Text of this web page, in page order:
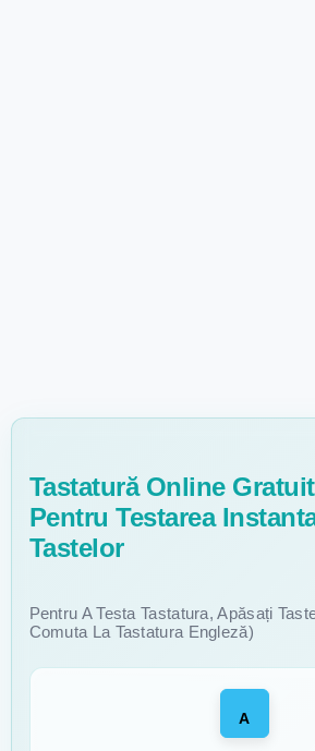
Tastatură Online
Pentru Testarea
Tastelor
Pentru A Testa Tastatura, Apăsați
Comuta La Tastatura Engleză)
A